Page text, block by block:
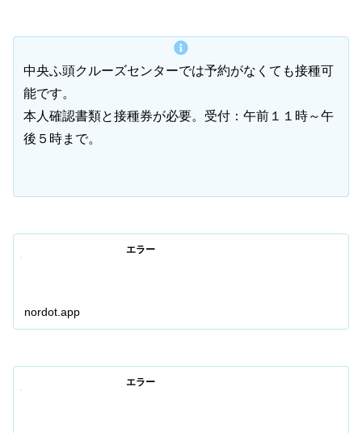
中央ふ頭クルーズセンターでは予約がなくても接種可
能です。
本人確認書類と接種券が必要。受付：午前１１時～午
後５時まで。
エラー
nordot.app
エラー